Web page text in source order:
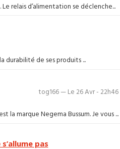
relais d’alimentation se déclenche...
durabilité de ses produits ...
tog166 — Le 26 Avr - 22h46
la marque Negema Bussum. Je vous ...
pas